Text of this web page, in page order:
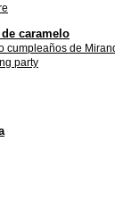
caramelo
cumpleaños de
party